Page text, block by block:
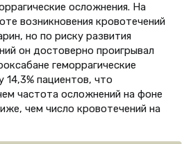
осложнения. На
возникновения кровотечений
но по риску развития
он достоверно проигрывал
геморрагические
14,3% пациентов, что
частота осложнений на фоне
чем число кровотечений на